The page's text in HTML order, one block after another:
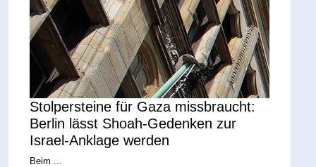
Stolpersteine für Gaza missbraucht:
Berlin lässt Shoah-Gedenken zur
Israel-Anklage werden
Beim ...